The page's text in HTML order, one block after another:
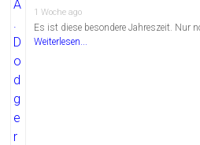
1 Woche ago
Es ist diese besondere Jahreszeit. Nur
Weiterlesen...